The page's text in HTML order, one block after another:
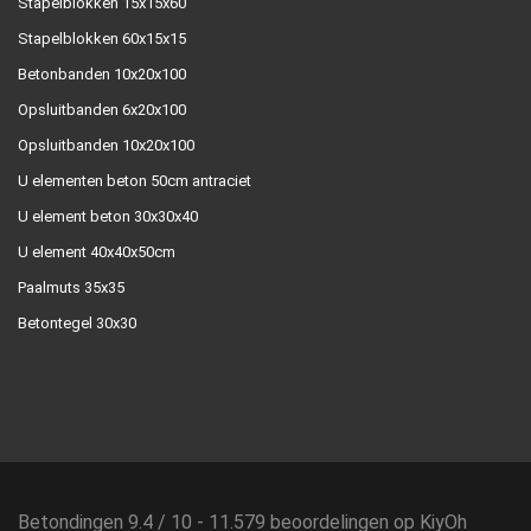
Stapelblokken 60x15x15
Betonbanden 10x20x100
Opsluitbanden 6x20x100
Opsluitbanden 10x20x100
U elementen beton 50cm antraciet
U element beton 30x30x40
U element 40x40x50cm
Paalmuts 35x35
Betontegel 30x30
Betondingen 9.4 / 10 - 11.579 beoordelingen op KiyOh